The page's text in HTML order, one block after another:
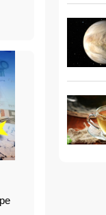
10:28,
через
10:10,